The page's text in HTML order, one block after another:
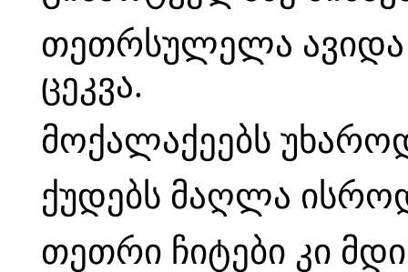
თეთრსულელა
ცეკვა.
მოქალაქეებს
ქუდებს მაღლა
თეთრი ჩიტები კი